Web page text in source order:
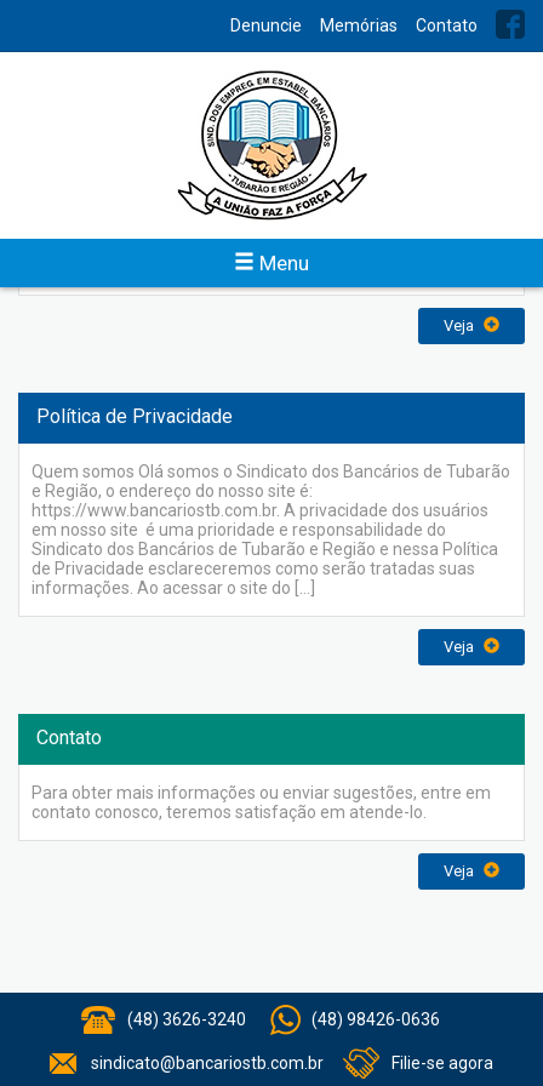
Denuncie Memórias Contato
Menu
O Sindicato dos Empregados em Estabelecimentos Bancários
de Tubarão e Região foi fundado em 31 de agosto de 1958 e
reconhecido em 20 de maio de 1959, com a finalidade de
representar os bancários perante os poderes constituídos na
atuando sempre em busca de uma sociedade melhor.
Veja
Política de Privacidade
Quem somos Olá somos o Sindicato dos Bancários de Tubarão
e Região, o endereço do nosso site é:
https://www.bancariostb.com.br. A privacidade dos usuários
em nosso site é uma prioridade e responsabilidade do
Sindicato dos Bancários de Tubarão e Região e nessa Política
de Privacidade esclareceremos como serão tratadas suas
informações. Ao acessar o site do […]
Veja
Contato
Para obter mais informações ou enviar sugestões, entre em
contato conosco, teremos satisfação em atende-lo.
Veja
(48) 3626-3240 (48) 98426-0636
sindicato@bancariostb.com.br Filie-se agora